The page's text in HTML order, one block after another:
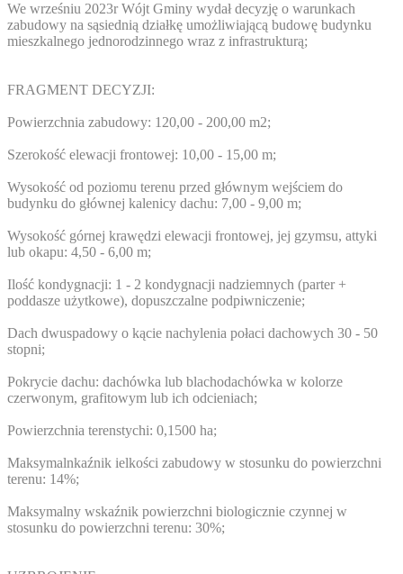
We wrześniu 2023r Wójt Gminy wydał decyzję o warunkach
zabudowy na sąsiednią działkę umożliwiającą budowę budynku
mieszkalnego jednorodzinnego wraz z infrastrukturą;
FRAGMENT DECYZJI:
Powierzchnia zabudowy: 120,00 - 200,00 m2;
Szerokość elewacji frontowej: 10,00 - 15,00 m;
Wysokość od poziomu terenu przed głównym wejściem do
budynku do głównej kalenicy dachu: 7,00 - 9,00 m;
Wysokość górnej krawędzi elewacji frontowej, jej gzymsu, attyki
lub okapu: 4,50 - 6,00 m;
Ilość kondygnacji: 1 - 2 kondygnacji nadziemnych (parter +
poddasze użytkowe), dopuszczalne podpiwniczenie;
Dach dwuspadowy o kącie nachylenia połaci dachowych 30 - 50
stopni;
Pokrycie dachu: dachówka lub blachodachówka w kolorze
czerwonym, grafitowym lub ich odcieniach;
Powierzchnia terenstychi: 0,1500 ha;
Maksymalnkaźnik ielkości zabudowy w stosunku do powierzchni
terenu: 14%;
Maksymalny wskaźnik powierzchni biologicznie czynnej w
stosunku do powierzchni terenu: 30%;